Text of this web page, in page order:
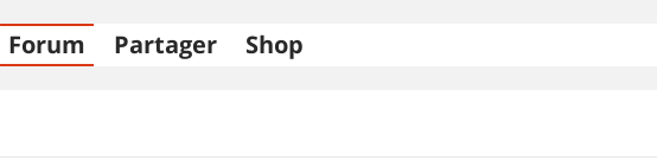
Forum Partager Shop